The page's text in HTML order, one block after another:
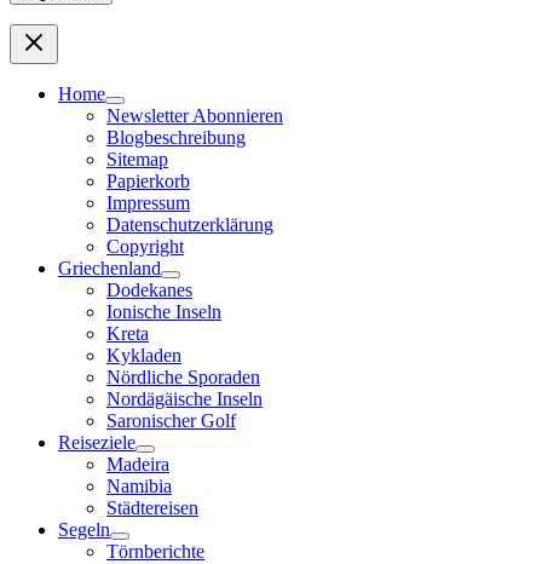
Home
Newsletter Abonnieren
Blogbeschreibung
Sitemap
Papierkorb
Impressum
Datenschutzerklärung
Copyright
Griechenland
Dodekanes
Ionische Inseln
Kreta
Kykladen
Nördliche Sporaden
Nordägäische Inseln
Saronischer Golf
Reiseziele
Madeira
Namibia
Städtereisen
Segeln
Törnberichte